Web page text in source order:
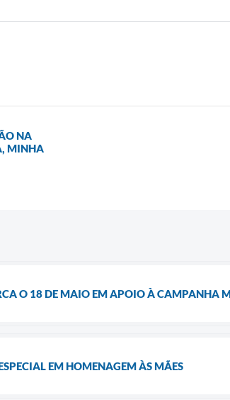
NA
MINHA
O 18 DE MAIO EM APOIO À CAMPANHA
EM HOMENAGEM ÀS MÃES